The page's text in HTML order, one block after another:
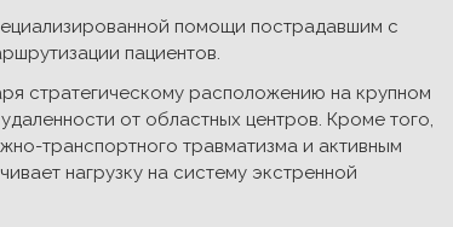
помощи пострадавшим с
пациентов.
стратегическому расположению на крупном
от областных центров. Кроме того,
транспортного травматизма и активным
нагрузку на систему экстренной